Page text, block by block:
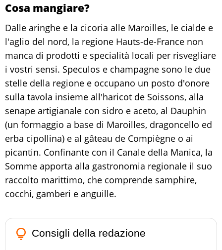
Cosa mangiare?
Dalle aringhe e la cicoria alle Maroilles, le cialde e
l'aglio del nord, la regione Hauts-de-France non
manca di prodotti e specialità locali per risvegliare
i vostri sensi. Speculos e champagne sono le due
stelle della regione e occupano un posto d'onore
sulla tavola insieme all'haricot de Soissons, alla
senape artigianale con sidro e aceto, al Dauphin
(un formaggio a base di Maroilles, dragoncello ed
erba cipollina) e al gâteau de Compiègne o ai
picantin. Confinante con il Canale della Manica, la
Somme apporta alla gastronomia regionale il suo
raccolto marittimo, che comprende samphire,
cocchi, gamberi e anguille.
lightbulb_outline Consigli della redazione